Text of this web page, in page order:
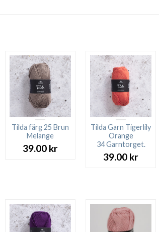
Tilda färg 25 Brun
Melange
39.00 kr
Tilda Garn Tigerlily
Orange
34 Garntorget.
39.00 kr